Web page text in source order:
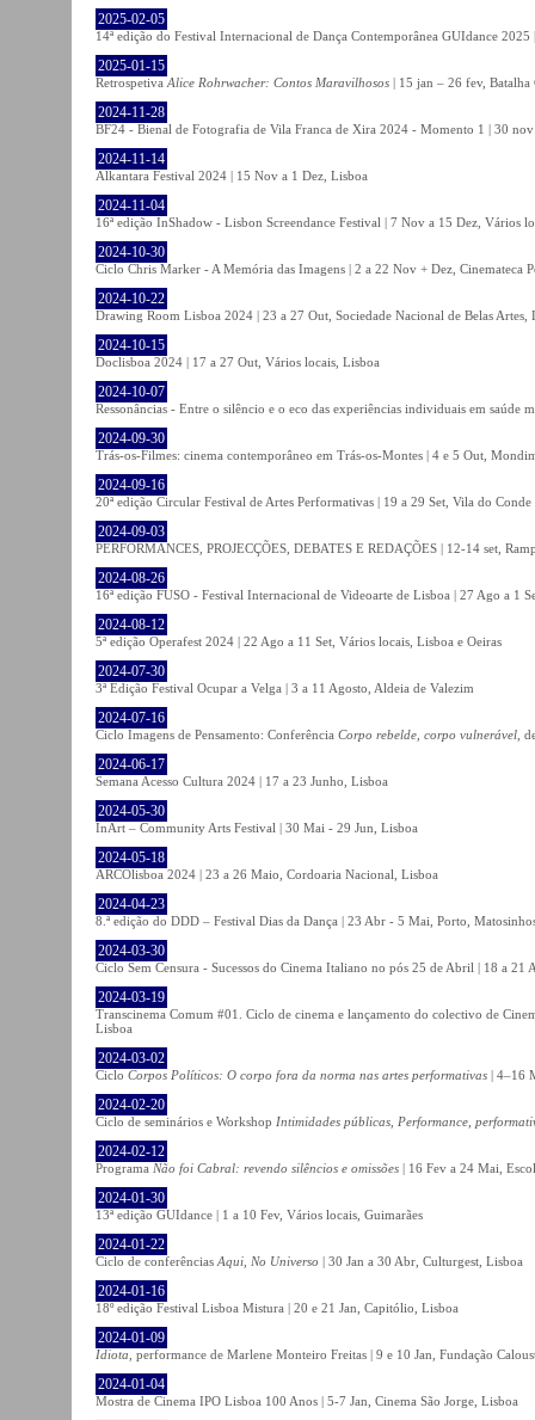
2025-02-05
14ª edição do Festival Internacional de Dança Contemporânea GUIdance 2025
2025-01-15
Retrospetiva Alice Rohrwacher: Contos Maravilhosos | 15 jan – 26 fev, Batalha
2024-11-28
BF24 - Bienal de Fotografia de Vila Franca de Xira 2024 - Momento 1 | 30
2024-11-14
Alkantara Festival 2024 | 15 Nov a 1 Dez, Lisboa
2024-11-04
16ª edição InShadow - Lisbon Screendance Festival | 7 Nov a 15 Dez, Vários
2024-10-30
Ciclo Chris Marker - A Memória das Imagens | 2 a 22 Nov + Dez, Cinemateca
2024-10-22
Drawing Room Lisboa 2024 | 23 a 27 Out, Sociedade Nacional de Belas Artes,
2024-10-15
Doclisboa 2024 | 17 a 27 Out, Vários locais, Lisboa
2024-10-07
Ressonâncias - Entre o silêncio e o eco das experiências individuais em
2024-09-30
Trás-os-Filmes: cinema contemporâneo em Trás-os-Montes | 4 e 5 Out,
2024-09-16
20ª edição Circular Festival de Artes Performativas | 19 a 29 Set, Vila do Conde
2024-09-03
PERFORMANCES, PROJECÇÕES, DEBATES E REDAÇÕES | 12-14 set,
2024-08-26
16ª edição FUSO - Festival Internacional de Videoarte de Lisboa | 27 Ago a 1
2024-08-12
5ª edição Operafest 2024 | 22 Ago a 11 Set, Vários locais, Lisboa e Oeiras
2024-07-30
3ª Edição Festival Ocupar a Velga | 3 a 11 Agosto, Aldeia de Valezim
2024-07-16
Ciclo Imagens de Pensamento: Conferência Corpo rebelde, corpo vulnerável ,
2024-06-17
Semana Acesso Cultura 2024 | 17 a 23 Junho, Lisboa
2024-05-30
InArt – Community Arts Festival | 30 Mai - 29 Jun, Lisboa
2024-05-18
ARCOlisboa 2024 | 23 a 26 Maio, Cordoaria Nacional, Lisboa
2024-04-23
8.ª edição do DDD – Festival Dias da Dança | 23 Abr - 5 Mai, Porto,
2024-03-30
Ciclo Sem Censura - Sucessos do Cinema Italiano no pós 25 de Abril | 18 a
2024-03-19
Transcinema Comum #01. Ciclo de cinema e lançamento do colectivo de
Lisboa
2024-03-02
Ciclo Corpos Políticos: O corpo fora da norma nas artes performativas | 4–16
2024-02-20
Ciclo de seminários e Workshop Intimidades públicas, Performance,
2024-02-12
Programa Não foi Cabral: revendo silêncios e omissões | 16 Fev a 24 Mai,
2024-01-30
13ª edição GUIdance | 1 a 10 Fev, Vários locais, Guimarães
2024-01-22
Ciclo de conferências Aqui, No Universo | 30 Jan a 30 Abr, Culturgest, Lisboa
2024-01-16
18º edição Festival Lisboa Mistura | 20 e 21 Jan, Capitólio, Lisboa
2024-01-09
Idiota , performance de Marlene Monteiro Freitas | 9 e 10 Jan, Fundação
2024-01-04
Mostra de Cinema IPO Lisboa 100 Anos | 5-7 Jan, Cinema São Jorge, Lisboa